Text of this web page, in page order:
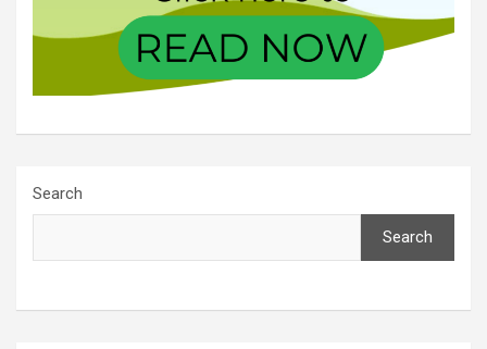
Search
Search